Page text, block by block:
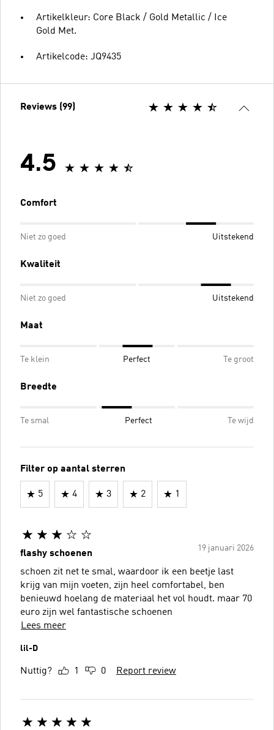
Artikelkleur: Core Black / Gold Metallic / Ice
Gold Met.
Artikelcode: JQ9435
Reviews (99)
4.5
Comfort
Niet zo goed Uitstekend
Kwaliteit
Niet zo goed Uitstekend
Maat
Te klein Perfect Te groot
Breedte
Te smal Perfect Te wijd
Filter op aantal sterren
5 4 3 2 1
19 januari 2026
flashy schoenen
schoen zit net te smal, waardoor ik een beetje last
krijg van mijn voeten, zijn heel comfortabel, ben
benieuwd hoelang de materiaal het vol houdt. maar 70
euro zijn wel fantastische schoenen
Lees meer
lil-D
Nuttig? 1 0 Report review